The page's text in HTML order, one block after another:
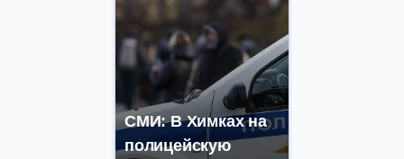
СМИ: В Химках на
полицейскую